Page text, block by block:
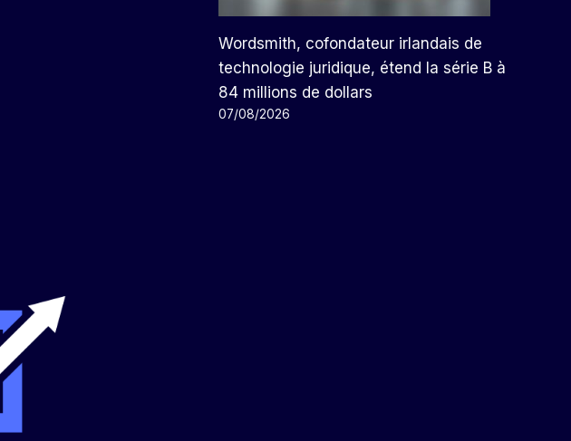
Wordsmith, cofondateur irlandais de
technologie juridique, étend la série B à
84 millions de dollars
07/08/2026